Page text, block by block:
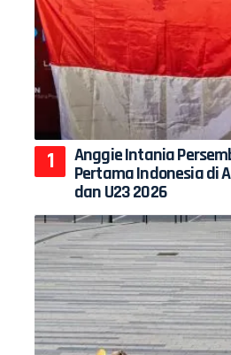
Anggie Intania
Pertama Indonesia di
dan U23 2026